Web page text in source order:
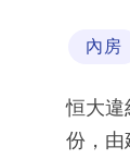
內房
恒大違
份，由